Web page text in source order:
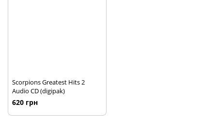
Scorpions Greatest Hits 2
Audio CD (digipak)
620 грн